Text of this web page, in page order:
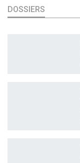
DOSSIERS